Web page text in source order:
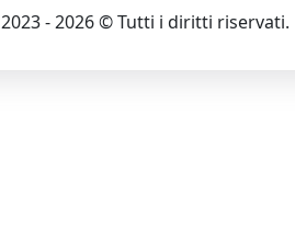
2023 - 2026 © Tutti i diritti riservati.